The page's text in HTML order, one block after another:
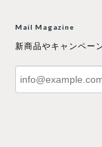
Mail Magazine
新商品やキャンペー